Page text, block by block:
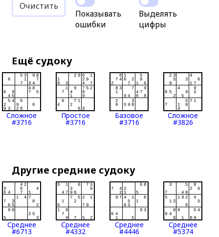
Очистить
Показывать
ошибки
Выделять
цифры
Ещё судоку
Сложное
#3716
Простое
#3716
Базовое
#3716
Сложное
#3826
Другие средние судоку
Среднее
#6713
Среднее
#4332
Среднее
#4446
Среднее
#5374